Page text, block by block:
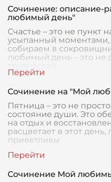
Сочинение: описание-
любимый день"
Счастье – это не пункт
усыпанный
собираем в
любимый день – это не
Сочинение на "Мой
Пятница – это не
состояние души. Это
на отдых и
расцветает в этот
приветливы
Сочинение Мой